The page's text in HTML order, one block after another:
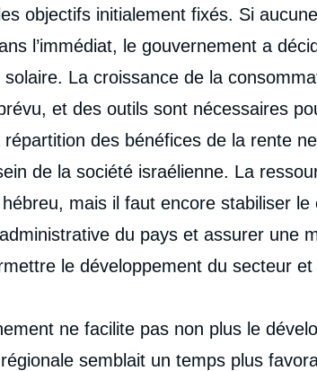
objectifs initialement fixés. Si
l’immédiat, le gouvernement a
La croissance de la
et des outils sont nécessaires
des bénéfices de la rente
de la société israélienne. La
mais il faut encore stabiliser le
du pays et assurer une
le développement du secteur
ne facilite pas non plus le
semblait un temps plus